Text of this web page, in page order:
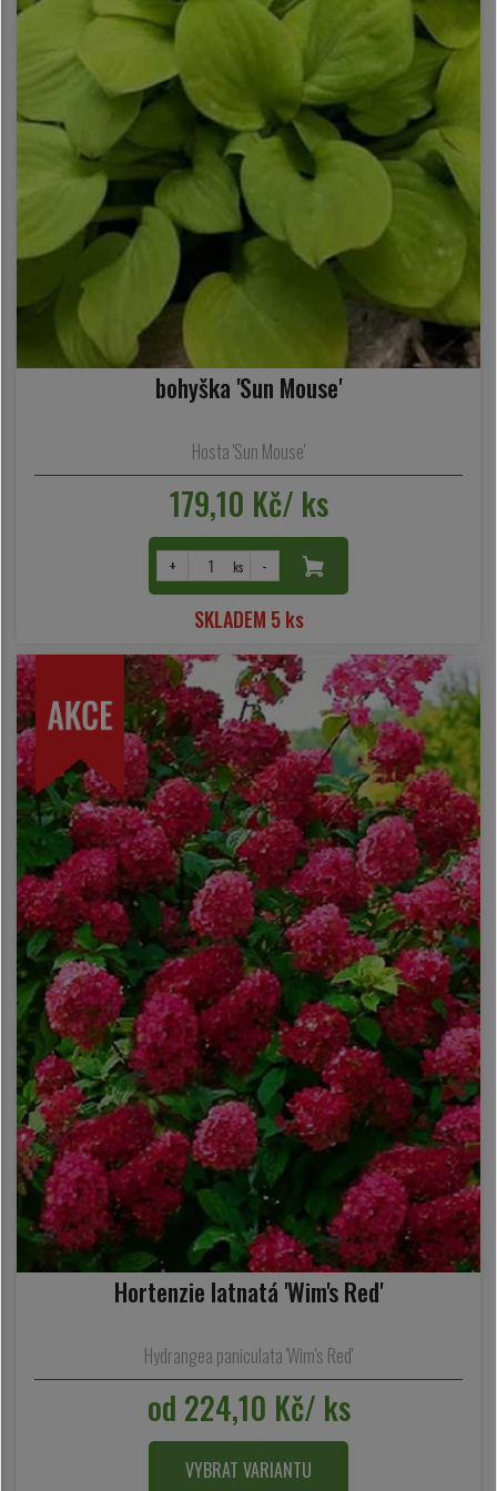
bohyška 'Sun Mouse'
Hosta 'Sun Mouse'
179,10 Kč/ ks
+ ks -
SKLADEM 5 ks
Hortenzie latnatá 'Wim's Red'
Hydrangea paniculata 'Wim's Red'
od 224,10 Kč/ ks
VYBRAT VARIANTU